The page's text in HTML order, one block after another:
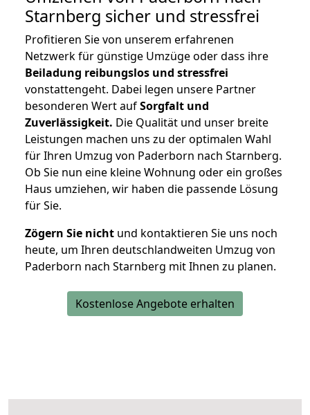
Starnberg sicher und stressfrei
Profitieren Sie von unserem erfahrenen
Netzwerk für günstige Umzüge oder dass ihre
Beiladung reibungslos und stressfrei
vonstattengeht. Dabei legen unsere Partner
besonderen Wert aufSorgfalt und
Zuverlässigkeit. Die Qualität und unser breite
Leistungen machen uns zu der optimalen Wahl
für Ihren Umzug von Paderborn nach Starnberg.
Ob Sie nun eine kleine Wohnung oder ein großes
Haus umziehen, wir haben die passende Lösung
für Sie.
Zögern Sie nicht und kontaktieren Sie uns noch
heute, um Ihren deutschlandweiten Umzug von
Paderborn nach Starnberg mit Ihnen zu planen.
Kostenlose Angebote erhalten